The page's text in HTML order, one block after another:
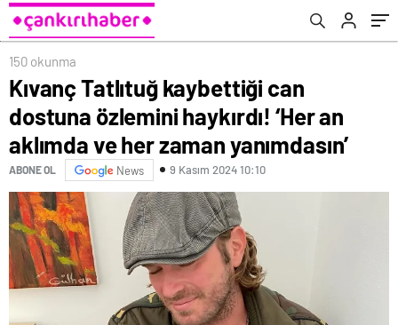
zaman yanımdasın’
150 okunma
Kıvanç Tatlıtuğ kaybettiği can
dostuna özlemini haykırdı! ‘Her an
aklımda ve her zaman yanımdasın’
ABONE OL News 9 Kasım 2024 10:10